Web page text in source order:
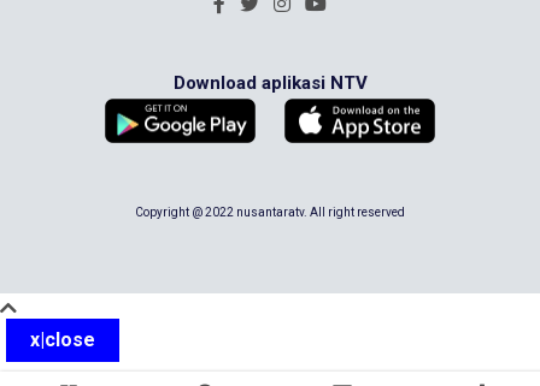
Download aplikasi NTV
Copyright @ 2022 nusantaratv. All right reserved
x|close